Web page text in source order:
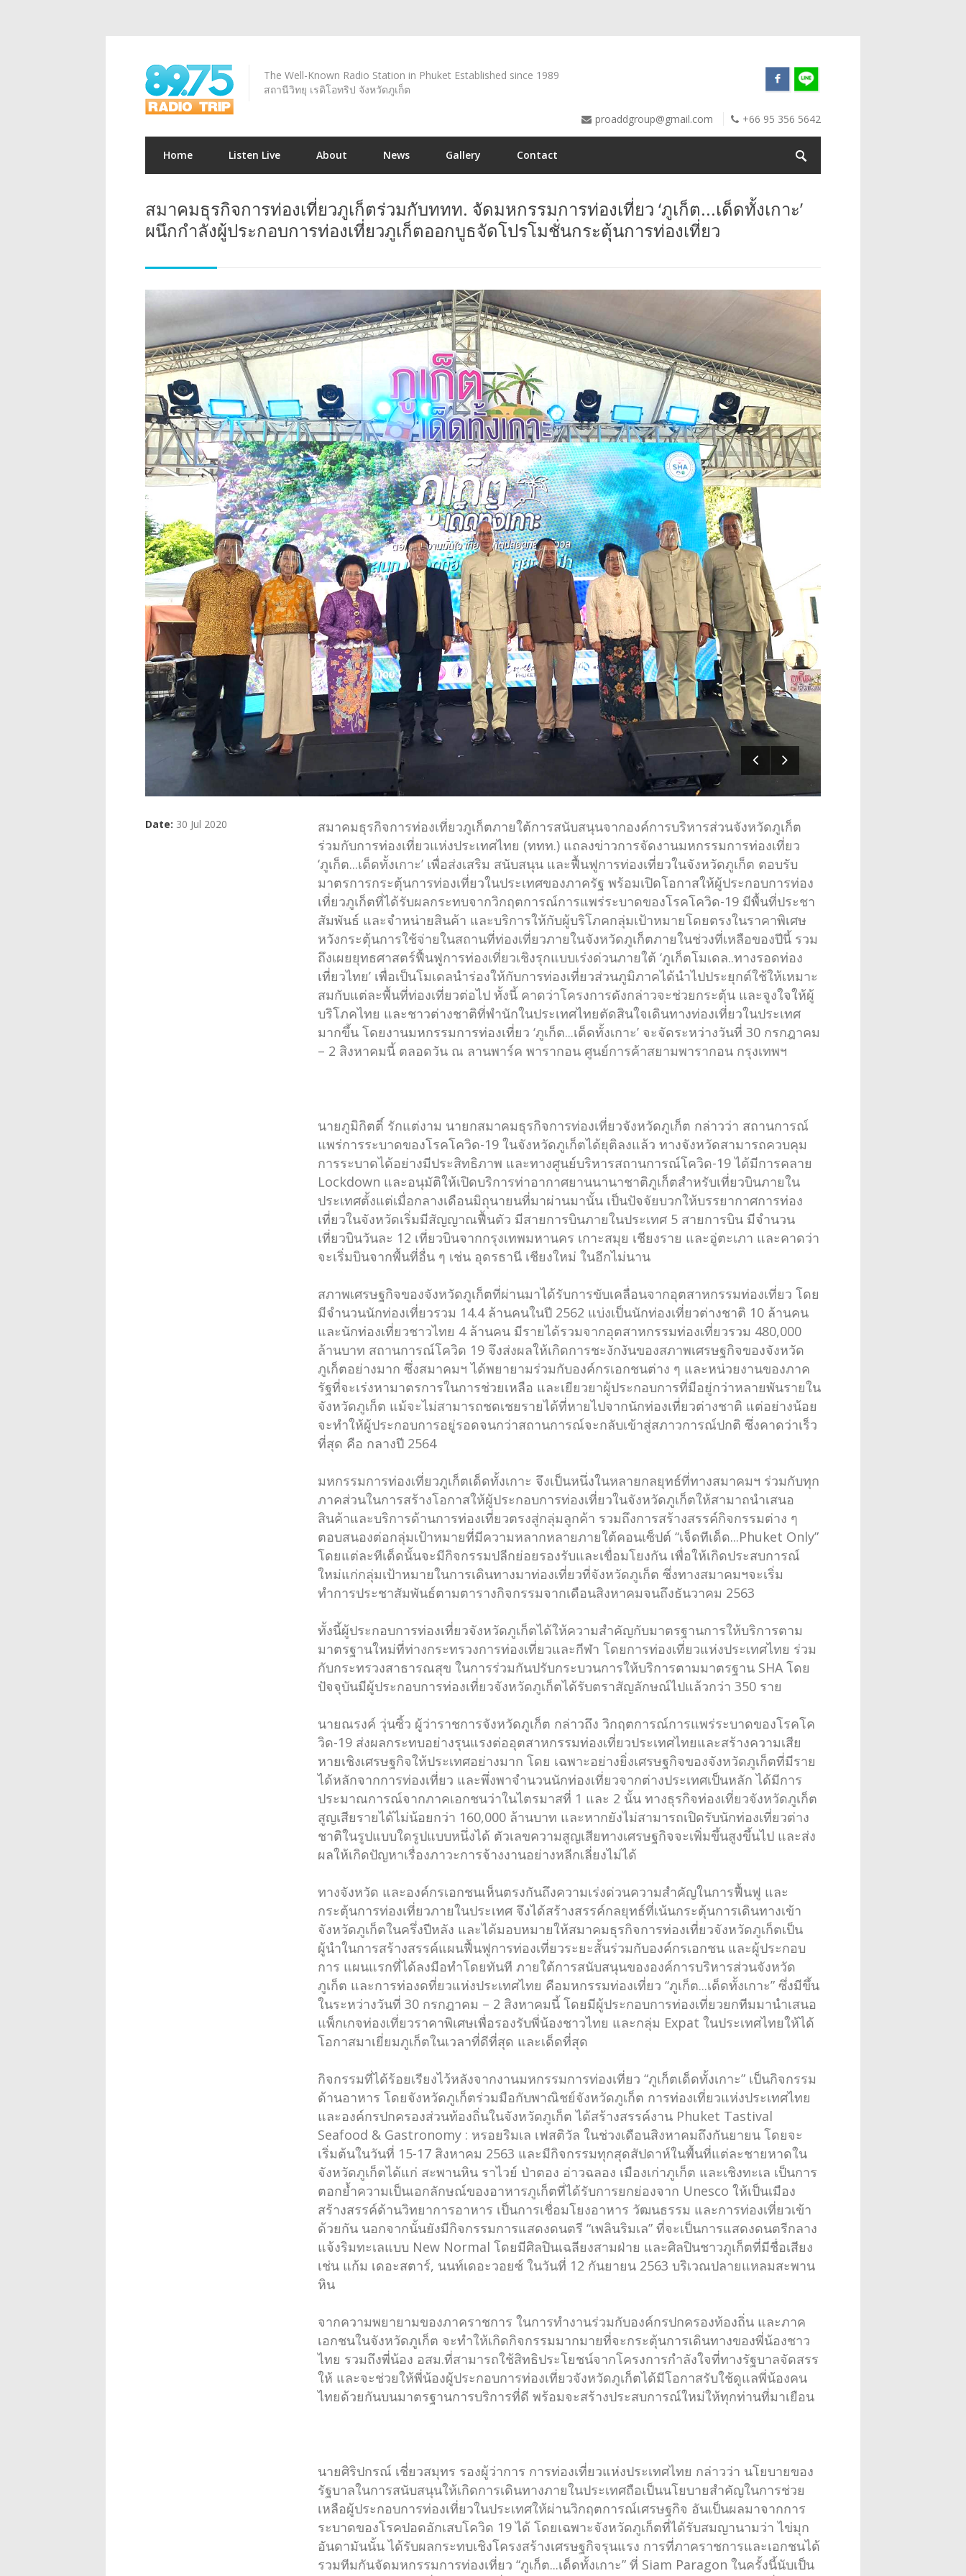
The Well-Known Radio Station in Phuket Established since 1989
สถานีวิทยุ เรดิโอทริป จังหวัดภูเก็ต
proaddgroup@gmail.com +66 95 356 5642
Home Listen Live About News Gallery Contact
สมาคมธุรกิจการท่องเที่ยวภูเก็ตร่วมกับททท. จัดมหกรรมการท่องเที่ยว ‘ภูเก็ต...เด็ดทั้งเกาะ’
ผนึกกำลังผู้ประกอบการท่องเที่ยวภูเก็ตออกบูธจัดโปรโมชั่นกระตุ้นการท่องเที่ยว
Date: 30 Jul 2020
สมาคมธุรกิจการท่องเที่ยวภูเก็ตภายใต้การสนับสนุนจากองค์การบริหารส่วนจังหวัดภูเก็ต
ร่วมกับการท่องเที่ยวแห่งประเทศไทย (ททท.) แถลงข่าวการจัดงานมหกรรมการท่องเที่ยว
‘ภูเก็ต...เด็ดทั้งเกาะ’ เพื่อส่งเสริม สนับสนุน และฟื้นฟูการท่องเที่ยวในจังหวัดภูเก็ต ตอบรับ
มาตรการกระตุ้นการท่องเที่ยวในประเทศของภาครัฐ พร้อมเปิดโอกาสให้ผู้ประกอบการท่อง
เที่ยวภูเก็ตที่ได้รับผลกระทบจากวิกฤตการณ์การแพร่ระบาดของโรคโควิด-19 มีพื้นที่ประชา
สัมพันธ์ และจำหน่ายสินค้า และบริการให้กับผู้บริโภคกลุ่มเป้าหมายโดยตรงในราคาพิเศษ
หวังกระตุ้นการใช้จ่ายในสถานที่ท่องเที่ยวภายในจังหวัดภูเก็ตภายในช่วงที่เหลือของปีนี้ รวม
ถึงเผยยุทธศาสตร์ฟื้นฟูการท่องเที่ยวเชิงรุกแบบเร่งด่วนภายใต้ ‘ภูเก็ตโมเดล..ทางรอดท่อง
เที่ยวไทย’ เพื่อเป็นโมเดลนำร่องให้กับการท่องเที่ยวส่วนภูมิภาคได้นำไปประยุกต์ใช้ให้เหมาะ
สมกับแต่ละพื้นที่ท่องเที่ยวต่อไป ทั้งนี้ คาดว่าโครงการดังกล่าวจะช่วยกระตุ้น และจูงใจให้ผู้
บริโภคไทย และชาวต่างชาติที่พำนักในประเทศไทยตัดสินใจเดินทางท่องเที่ยวในประเทศ
มากขึ้น โดยงานมหกรรมการท่องเที่ยว ‘ภูเก็ต...เด็ดทั้งเกาะ’ จะจัดระหว่างวันที่ 30 กรกฎาคม
– 2 สิงหาคมนี้ ตลอดวัน ณ ลานพาร์ค พารากอน ศูนย์การค้าสยามพารากอน กรุงเทพฯ
นายภูมิกิตติ์ รักแต่งาม นายกสมาคมธุรกิจการท่องเที่ยวจังหวัดภูเก็ต กล่าวว่า สถานการณ์
แพร่การระบาดของโรคโควิด-19 ในจังหวัดภูเก็ตได้ยุติลงแล้ว ทางจังหวัดสามารถควบคุม
การระบาดได้อย่างมีประสิทธิภาพ และทางศูนย์บริหารสถานการณ์โควิด-19 ได้มีการคลาย
Lockdown และอนุมัติให้เปิดบริการท่าอากาศยานนานาชาติภูเก็ตสำหรับเที่ยวบินภายใน
ประเทศตั้งแต่เมื่อกลางเดือนมิถุนายนที่มาผ่านมานั้น เป็นปัจจัยบวกให้บรรยากาศการท่อง
เที่ยวในจังหวัดเริ่มมีสัญญาณฟื้นตัว มีสายการบินภายในประเทศ 5 สายการบิน มีจำนวน
เที่ยวบินวันละ 12 เที่ยวบินจากกรุงเทพมหานคร เกาะสมุย เชียงราย และอู่ตะเภา และคาดว่า
จะเริ่มบินจากพื้นที่อื่น ๆ เช่น อุดรธานี เชียงใหม่ ในอีกไม่นาน
สภาพเศรษฐกิจของจังหวัดภูเก็ตที่ผ่านมาได้รับการขับเคลื่อนจากอุตสาหกรรมท่องเที่ยว โดย
มีจำนวนนักท่องเที่ยวรวม 14.4 ล้านคนในปี 2562 แบ่งเป็นนักท่องเที่ยวต่างชาติ 10 ล้านคน
และนักท่องเที่ยวชาวไทย 4 ล้านคน มีรายได้รวมจากอุตสาหกรรมท่องเที่ยวรวม 480,000
ล้านบาท สถานการณ์โควิด 19 จึงส่งผลให้เกิดการชะงักงันของสภาพเศรษฐกิจของจังหวัด
ภูเก็ตอย่างมาก ซึ่งสมาคมฯ ได้พยายามร่วมกับองค์กรเอกชนต่าง ๆ และหน่วยงานของภาค
รัฐที่จะเร่งหามาตรการในการช่วยเหลือ และเยียวยาผู้ประกอบการที่มีอยู่กว่าหลายพันรายใน
จังหวัดภูเก็ต แม้จะไม่สามารถชดเชยรายได้ที่หายไปจากนักท่องเที่ยวต่างชาติ แต่อย่างน้อย
จะทำให้ผู้ประกอบการอยู่รอดจนกว่าสถานการณ์จะกลับเข้าสู่สภาวการณ์ปกติ ซึ่งคาดว่าเร็ว
ที่สุด คือ กลางปี 2564
มหกรรมการท่องเที่ยวภูเก็ตเด็ดทั้งเกาะ จึงเป็นหนึ่งในหลายกลยุทธ์ที่ทางสมาคมฯ ร่วมกับทุก
ภาคส่วนในการสร้างโอกาสให้ผู้ประกอบการท่องเที่ยวในจังหวัดภูเก็ตให้สามาถนำเสนอ
สินค้าและบริการด้านการท่องเที่ยวตรงสู่กลุ่มลูกค้า รวมถึงการสร้างสรรค์กิจกรรมต่าง ๆ
ตอบสนองต่อกลุ่มเป้าหมายที่มีความหลากหลายภายใต้คอนเซ็ปต์ “เจ็ดทีเด็ด...Phuket Only”
โดยแต่ละทีเด็ดนั้นจะมีกิจกรรมปลีกย่อยรองรับและเขื่อมโยงกัน เพื่อให้เกิดประสบการณ์
ใหม่แก่กลุ่มเป้าหมายในการเดินทางมาท่องเที่ยวที่จังหวัดภูเก็ต ซึ่งทางสมาคมฯจะเริ่ม
ทำการประชาสัมพันธ์ตามตารางกิจกรรมจากเดือนสิงหาคมจนถึงธันวาคม 2563
ทั้งนี้ผู้ประกอบการท่องเที่ยวจังหวัดภูเก็ตได้ให้ความสำคัญกับมาตรฐานการให้บริการตาม
มาตรฐานใหม่ที่ท่างกระทรวงการท่องเที่ยวและกีฬา โดยการท่องเที่ยวแห่งประเทศไทย ร่วม
กับกระทรวงสาธารณสุข ในการร่วมกันปรับกระบวนการให้บริการตามมาตรฐาน SHA โดย
ปัจจุบันมีผู้ประกอบการท่องเที่ยวจังหวัดภูเก็ตได้รับตราสัญลักษณ์ไปแล้วกว่า 350 ราย
นายณรงค์ วุ่นซิ้ว ผู้ว่าราชการจังหวัดภูเก็ต กล่าวถึง วิกฤตการณ์การแพร่ระบาดของโรคโค
วิด-19 ส่งผลกระทบอย่างรุนแรงต่ออุตสาหกรรมท่องเที่ยวประเทศไทยและสร้างความเสีย
หายเชิงเศรษฐกิจให้ประเทศอย่างมาก โดย เฉพาะอย่างยิ่งเศรษฐกิจของจังหวัดภูเก็ตที่มีราย
ได้หลักจากการท่องเที่ยว และพึ่งพาจำนวนนักท่องเที่ยวจากต่างประเทศเป็นหลัก ได้มีการ
ประมาณการณ์จากภาคเอกชนว่าในไตรมาสที่ 1 และ 2 นั้น ทางธุรกิจท่องเที่ยวจังหวัดภูเก็ต
สูญเสียรายได้ไม่น้อยกว่า 160,000 ล้านบาท และหากยังไม่สามารถเปิดรับนักท่องเที่ยวต่าง
ชาติในรูปแบบใดรูปแบบหนึ่งได้ ตัวเลขความสูญเสียทางเศรษฐกิจจะเพิ่มขึ้นสูงขึ้นไป และส่ง
ผลให้เกิดปัญหาเรื่องภาวะการจ้างงานอย่างหลีกเลี่ยงไม่ได้
ทางจังหวัด และองค์กรเอกชนเห็นตรงกันถึงความเร่งด่วนความสำคัญในการฟื้นฟู และ
กระตุ้นการท่องเที่ยวภายในประเทศ จึงได้สร้างสรรค์กลยุทธ์ที่เน้นกระตุ้นการเดินทางเข้า
จังหวัดภูเก็ตในครึ่งปีหลัง และได้มอบหมายให้สมาคมธุรกิจการท่องเที่ยวจังหวัดภูเก็ตเป็น
ผู้นำในการสร้างสรรค์แผนฟื้นฟูการท่องเที่ยวระยะสั้นร่วมกับองค์กรเอกชน และผู้ประกอบ
การ แผนแรกที่ได้ลงมือทำโดยทันที ภายใต้การสนับสนุนขององค์การบริหารส่วนจังหวัด
ภูเก็ต และการท่องดที่ยวแห่งประเทศไทย คือมหกรรมท่องเที่ยว “ภูเก็ต...เด็ดทั้งเกาะ” ซึ่งมีขึ้น
ในระหว่างวันที่ 30 กรกฎาคม – 2 สิงหาคมนี้ โดยมีผู้ประกอบการท่องเที่ยวยกทีมมานำเสนอ
แพ็กเกจท่องเที่ยวราคาพิเศษเพื่อรองรับพี่น้องชาวไทย และกลุ่ม Expat ในประเทศไทยให้ได้
โอกาสมาเยี่ยมภูเก็ตในเวลาที่ดีที่สุด และเด็ดที่สุด
กิจกรรมที่ได้ร้อยเรียงไว้หลังจากงานมหกรรมการท่องเที่ยว “ภูเก็ตเด็ดทั้งเกาะ” เป็นกิจกรรม
ด้านอาหาร โดยจังหวัดภูเก็ตร่วมมือกับพาณิชย์จังหวัดภูเก็ต การท่องเที่ยวแห่งประเทศไทย
และองค์กรปกครองส่วนท้องถิ่นในจังหวัดภูเก็ต ได้สร้างสรรค์งาน Phuket Tastival
Seafood & Gastronomy : หรอยริมเล เฟสติวัล ในช่วงเดือนสิงหาคมถึงกันยายน โดยจะ
เริ่มต้นในวันที่ 15-17 สิงหาคม 2563 และมีกิจกรรมทุกสุดสัปดาห์ในพื้นที่แต่ละชายหาดใน
จังหวัดภูเก็ตได้แก่ สะพานหิน ราไวย์ ป่าตอง อ่าวฉลอง เมืองเก่าภูเก็ต และเชิงทะเล เป็นการ
ตอกย้ำความเป็นเอกลักษณ์ของอาหารภูเก็ตที่ได้รับการยกย่องจาก Unesco ให้เป็นเมือง
สร้างสรรค์ด้านวิทยาการอาหาร เป็นการเชื่อมโยงอาหาร วัฒนธรรม และการท่องเที่ยวเข้า
ด้วยกัน นอกจากนั้นยังมีกิจกรรมการแสดงดนตรี “เพลินริมเล” ที่จะเป็นการแสดงดนตรีกลาง
แจ้งริมทะเลแบบ New Normal โดยมีศิลปินเฉลียงสามฝ่าย และศิลปินชาวภูเก็ตที่มีชื่อเสียง
เช่น แก้ม เดอะสตาร์, นนท์เดอะวอยซ์ ในวันที่ 12 กันยายน 2563 บริเวณปลายแหลมสะพาน
หิน
จากความพยายามของภาคราชการ ในการทำงานร่วมกับองค์กรปกครองท้องถิ่น และภาค
เอกชนในจังหวัดภูเก็ต จะทำให้เกิดกิจกรรมมากมายที่จะกระตุ้นการเดินทางของพี่น้องชาว
ไทย รวมถึงพี่น้อง อสม.ที่สามารถใช้สิทธิประโยชน์จากโครงการกำลังใจที่ทางรัฐบาลจัดสรร
ให้ และจะช่วยให้พี่น้องผู้ประกอบการท่องเที่ยวจังหวัดภูเก็ตได้มีโอกาสรับใช้ดูแลพี่น้องคน
ไทยด้วยกันบนมาตรฐานการบริการที่ดี พร้อมจะสร้างประสบการณ์ใหม่ให้ทุกท่านที่มาเยือน
นายศิริปกรณ์ เชี่ยวสมุทร รองผู้ว่าการ การท่องเที่ยวแห่งประเทศไทย กล่าวว่า นโยบายของ
รัฐบาลในการสนับสนุนให้เกิดการเดินทางภายในประเทศถือเป็นนโยบายสำคัญในการช่วย
เหลือผู้ประกอบการท่องเที่ยวในประเทศให้ผ่านวิกฤตการณ์เศรษฐกิจ อันเป็นผลมาจากการ
ระบาดของโรคปอดอักเสบโควิด 19 ได้ โดยเฉพาะจังหวัดภูเก็ตที่ได้รับสมญานามว่า ไข่มุก
อันดามันนั้น ได้รับผลกระทบเชิงโครงสร้างเศรษฐกิจรุนแรง การที่ภาคราชการและเอกชนได้
รวมทีมกันจัดมหกรรมการท่องเที่ยว “ภูเก็ต...เด็ดทั้งเกาะ” ที่ Siam Paragon ในครั้งนี้นับเป็น